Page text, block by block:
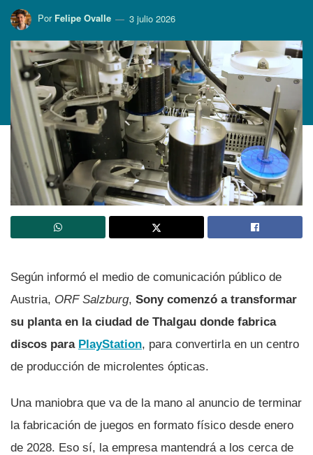
Por Felipe Ovalle 3 julio 2026
Según informó el medio de comunicación público de
Austria, ORF Salzburg, Sony comenzó a transformar
su planta en la ciudad de Thalgau donde fabrica
discos para PlayStation, para convertirla en un centro
de producción de microlentes ópticas.
Una maniobra que va de la mano al anuncio de terminar
la fabricación de juegos en formato físico desde enero
de 2028. Eso sí, la empresa mantendrá a los cerca de